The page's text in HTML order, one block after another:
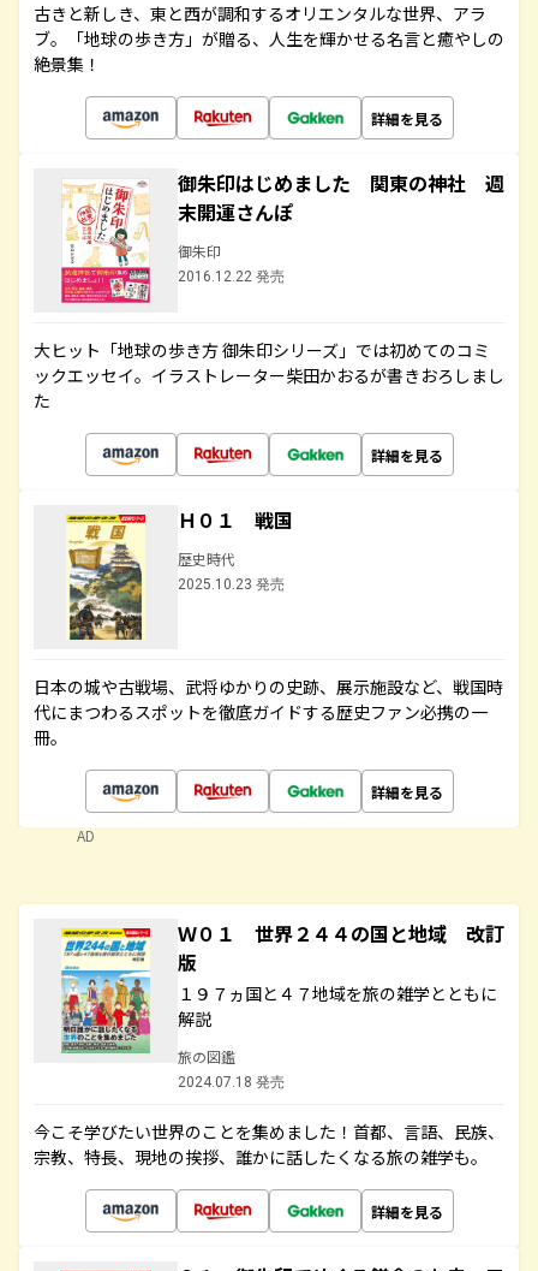
古きと新しき、東と西が調和するオリエンタルな世界、アラ
ブ。「地球の歩き方」が贈る、人生を輝かせる名言と癒やしの
絶景集！
詳細を見る
御朱印はじめました 関東の神社 週
末開運さんぽ
御朱印
2016.12.22 発売
大ヒット「地球の歩き方 御朱印シリーズ」では初めてのコミ
ックエッセイ。イラストレーター柴田かおるが書きおろしまし
た
詳細を見る
Ｈ０１ 戦国
歴史時代
2025.10.23 発売
日本の城や古戦場、武将ゆかりの史跡、展示施設など、戦国時
代にまつわるスポットを徹底ガイドする歴史ファン必携の一
冊。
詳細を見る
AD
Ｗ０１ 世界２４４の国と地域 改訂
版
１９７ヵ国と４７地域を旅の雑学とともに
解説
旅の図鑑
2024.07.18 発売
今こそ学びたい世界のことを集めました！首都、言語、民族、
宗教、特長、現地の挨拶、誰かに話したくなる旅の雑学も。
詳細を見る